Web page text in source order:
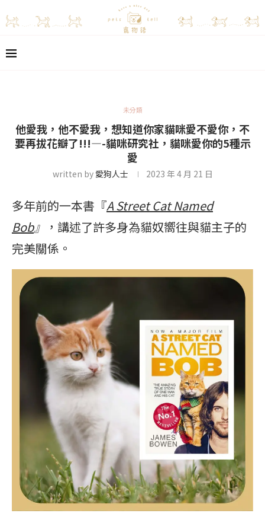
未分類
他愛我，他不愛我，想知道你家貓咪愛不愛你，不
要再拔花瓣了!!!—-貓咪研究社，貓咪愛你的5種示
愛
written by 愛狗人士 2023 年 4 月 21 日
多年前的一本書『A Street Cat Named
Bob』 ，講述了許多身為貓奴嚮往與貓主子的
完美關係。